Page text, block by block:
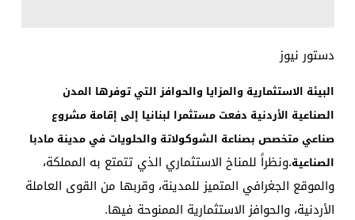
دستور نيوز
البيئة الاستثمارية والمزايا والحوافز التي توفرها المدن
الصناعية الأردنية دفعت مستثمرا لبنانيا إلى إقامة مشروع
صناعي متخصص بصناعة الشوكولاتة والحلويات في مدينة مادبا
الصناعية.ونظراً للمناخ الاستثماري الذي تتمتع به المملكة،
والموقع الجغرافي المتميز للمدينة، وقربها من القوى العاملة
الأردنية، والحوافز الاستثمارية الممنوحة فيها.